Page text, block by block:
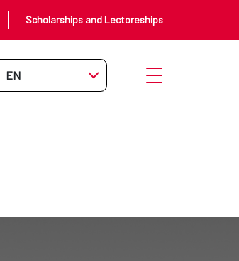
Scholarships and Lectoreships
EN-GB Open menu